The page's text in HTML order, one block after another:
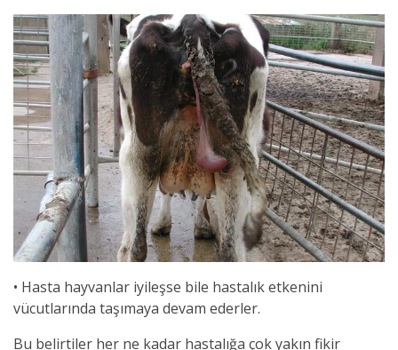
• Hasta hayvanlar iyileşse bile hastalık etkenini
vücutlarında taşımaya devam ederler.
Bu belirtiler her ne kadar hastalığa çok yakın fikir